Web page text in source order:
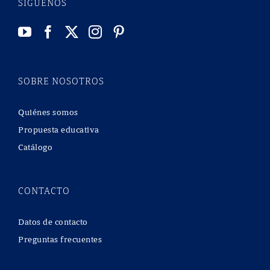
SÍGUENOS
SOBRE NOSOTROS
Quiénes somos
Propuesta educativa
Catálogo
CONTACTO
Datos de contacto
Preguntas frecuentes